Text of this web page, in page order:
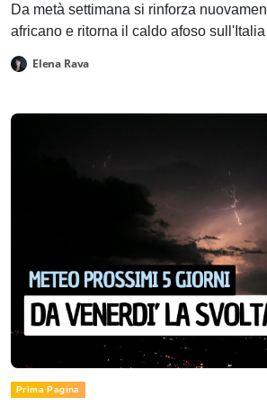
Da metà settimana si rinforza
africano e ritorna il caldo afoso sull'Italia
Elena Rava
Prima Pagina